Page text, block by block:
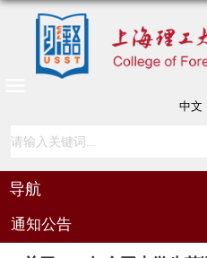
中文
导航
通知公告